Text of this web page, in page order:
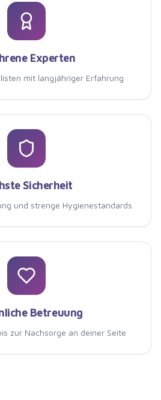
Experten
mit langjähriger Erfahrung
Sicherheit
und strenge Hygienestandards
Betreuung
zur Nachsorge an deiner Seite